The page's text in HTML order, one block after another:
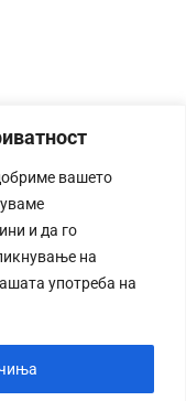
вашето
и да го
на
употреба на